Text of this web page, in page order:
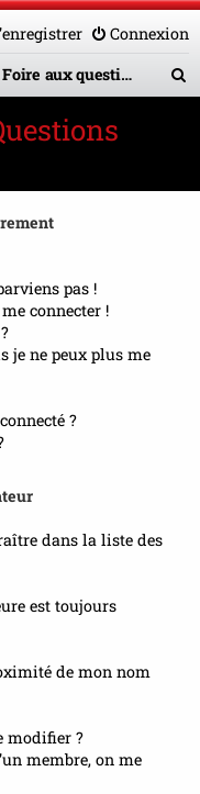
Connexion
Foire aux questions (Questions posées fréquemment)
pas !
connecter !
je ne peux plus me
?
dans la liste des
est toujours
de mon nom
modifier ?
membre, on me